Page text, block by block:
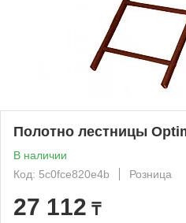
Полотно лестницы
В наличии
Код: 5c0fce820e4b
Розница
27 112 ₸